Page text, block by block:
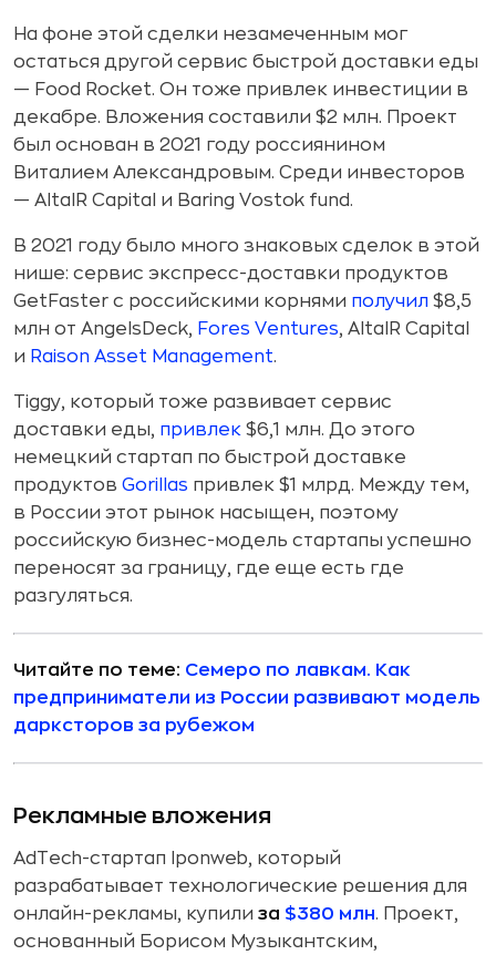
На фоне этой сделки незамеченным мог
остаться другой сервис быстрой доставки еды
— Food Rocket. Он тоже привлек инвестиции в
декабре. Вложения составили $2 млн. Проект
был основан в 2021 году россиянином
Виталием Александровым. Среди инвесторов
— AltaIR Capital и Baring Vostok fund.
В 2021 году было много знаковых сделок в этой
нише: сервис экспресс-доставки продуктов
GetFaster с российскими корнями получил $8,5
млн от AngelsDeck, Fores Ventures, AltaIR Capital
и Raison Asset Management.
Tiggy, который тоже развивает сервис
доставки еды, привлек $6,1 млн. До этого
немецкий стартап по быстрой доставке
продуктов Gorillas привлек $1 млрд. Между тем,
в России этот рынок насыщен, поэтому
российскую бизнес-модель стартапы успешно
переносят за границу, где еще есть где
разгуляться.
Читайте по теме: Семеро по лавкам. Как
предприниматели из России развивают модель
дарксторов за рубежом
Рекламные вложения
AdTech-стартап Iponweb, который
разрабатывает технологические решения для
онлайн-рекламы, купили за $380 млн. Проект,
основанный Борисом Музыкантским,